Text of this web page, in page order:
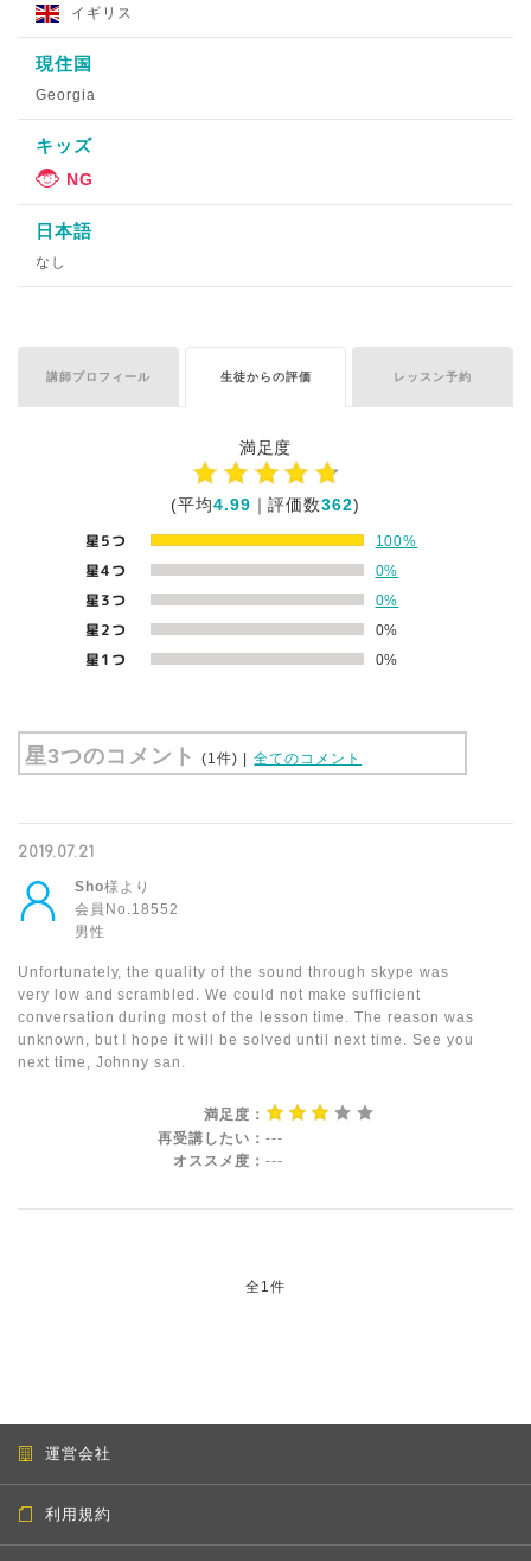
イギリス
現住国
Georgia
キッズ
日本語
なし
講師プロフィール 生徒からの評価 レッスン予約
満足度
(平均4.99 ｜評価数362)
星5つ 100%
星4つ 0%
星3つ 0%
星2つ 0%
星1つ 0%
星3つのコメント (1件) 全てのコメント
2019.07.21
Sho様より
会員No.18552
男性
Unfortunately, the quality of the sound through skype was
very low and scrambled. We could not make sufficient
conversation during most of the lesson time. The reason was
unknown, but I hope it will be solved until next time. See you
next time, Johnny san.
満足度：
再受講したい： ---
オススメ度： ---
全1件
運営会社
利用規約